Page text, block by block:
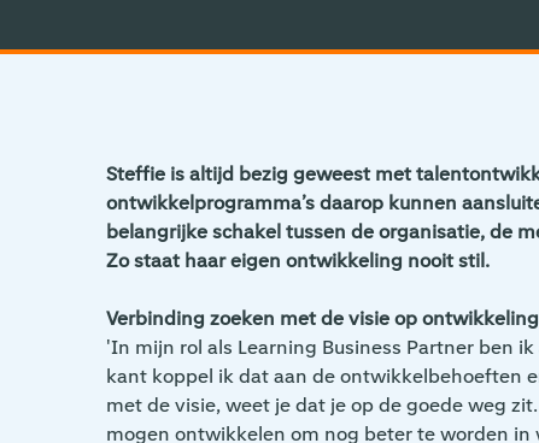
Steffie is altijd bezig geweest met
ontwikkelprogramma’s daarop kunnen
belangrijke schakel tussen de organisatie, de
Zo staat haar eigen ontwikkeling nooit stil.
Verbinding zoeken met de visie op ontwikkeling
'In mijn rol als Learning Business Partner ben
kant koppel ik dat aan de ontwikkelbehoeften
met de visie, weet je dat je op de goede weg
mogen ontwikkelen om nog beter te worden